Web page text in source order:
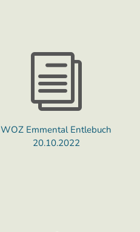
i
WOZ Emmental Entlebuch
20.10.2022